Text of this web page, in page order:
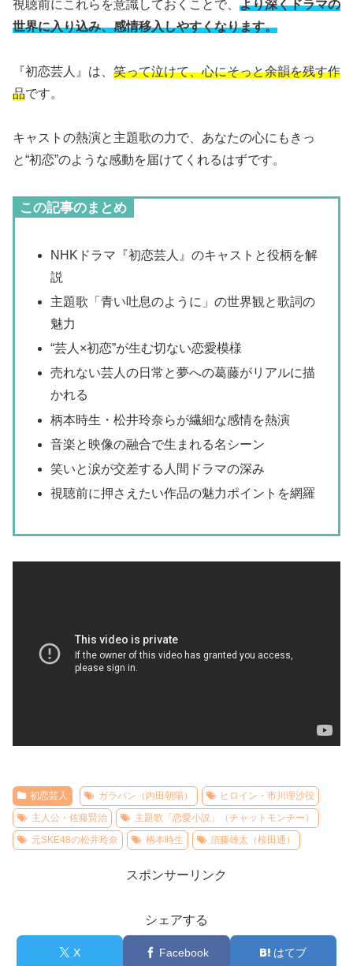
視聴前にこれらを意識しておくことで、 より深くドラマの
世界に入り込み、感情移入しやすくなります。
『初恋芸人』は、 笑って泣けて、心にそっと余韻を残す作
品です。
キャストの熱演と主題歌の力で、あなたの心にもきっ
と“初恋”のような感動を届けてくれるはずです。
この記事のまとめ
NHKドラマ『初恋芸人』のキャストと役柄を解
説
主題歌「青い吐息のように」の世界観と歌詞の
魅力
“芸人×初恋”が生む切ない恋愛模様
売れない芸人の日常と夢への葛藤がリアルに描
かれる
柄本時生・松井玲奈らが繊細な感情を熱演
音楽と映像の融合で生まれる名シーン
笑いと涙が交差する人間ドラマの深み
視聴前に押さえたい作品の魅力ポイントを網羅
初恋芸人 ガラバン（内田朝陽）
ヒロイン・市川理沙役
主人公・佐藤賢治
主題歌「恋愛小説」（チャットモンチー）
元SKE48の松井玲奈
柄本時生 須藤雄太（桜田通）
スポンサーリンク
シェアする
X Facebook はてブ